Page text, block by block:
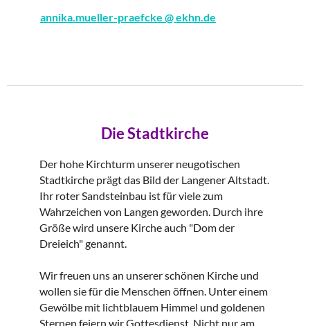
annika.mueller-praefcke @ ekhn.de
Die Stadtkirche
Der hohe Kirchturm unserer neugotischen
Stadtkirche prägt das Bild der Langener Altstadt.
Ihr roter Sandsteinbau ist für viele zum
Wahrzeichen von Langen geworden. Durch ihre
Größe wird unsere Kirche auch "Dom der
Dreieich" genannt.
Wir freuen uns an unserer schönen Kirche und
wollen sie für die Menschen öffnen. Unter einem
Gewölbe mit lichtblauem Himmel und goldenen
Sternen feiern wir Gottesdienst. Nicht nur am